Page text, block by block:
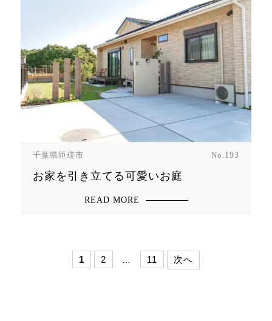
千葉県匝瑳市 No. 193
お家を引き立てる可愛いお庭
READ MORE
1 2 … 11 次へ